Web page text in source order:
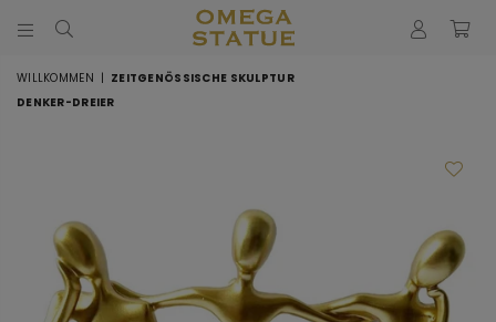
DÉCORATION
WILLKOMMEN | ZEITGENÖSSISCHE SKULPTUR
DENKER-DREIER